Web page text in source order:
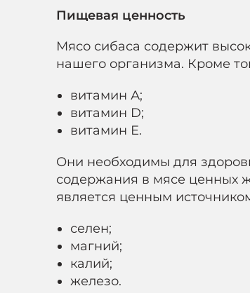
Пищевая ценность
Мясо сибаса содержит
нашего организма. Кроме
витамин А;
витамин D;
витамин Е.
Они необходимы для
содержания в мясе ценных
является ценным
селен;
магний;
калий;
железо.